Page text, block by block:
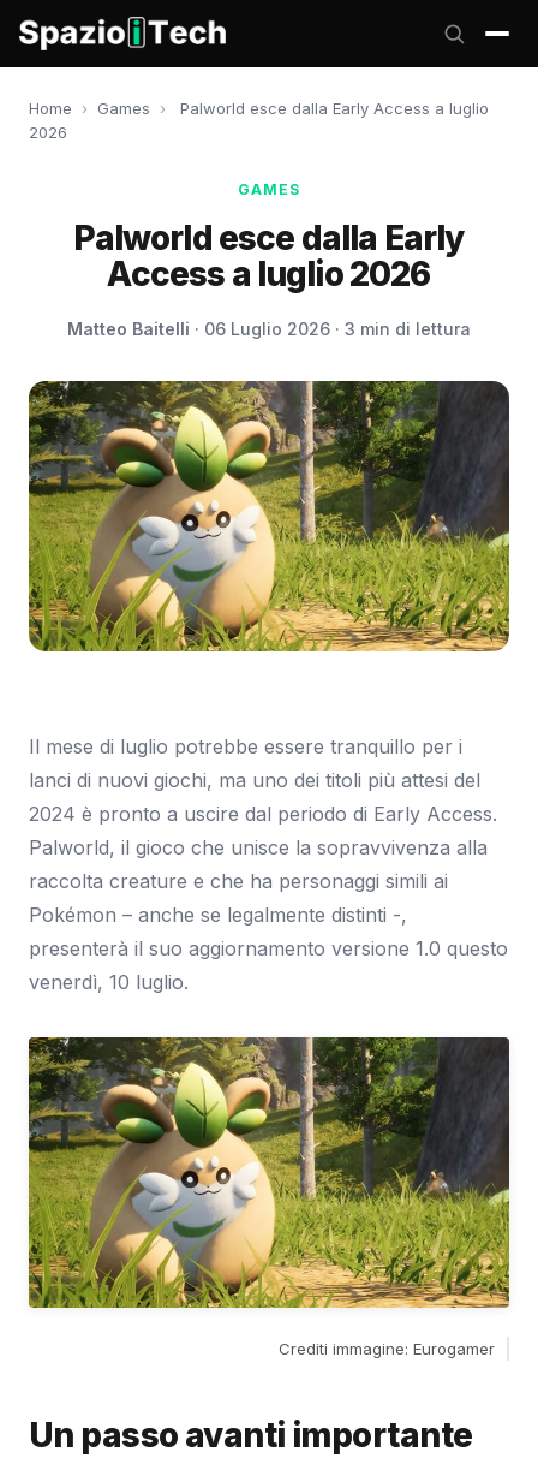
Home › Games ›
Palworld esce dalla Early Access a luglio
2026
GAMES
Palworld esce dalla Early
Access a luglio 2026
Matteo Baitelli · 06 Luglio 2026 · 3 min di lettura
Il mese di luglio potrebbe essere tranquillo per i
lanci di nuovi giochi, ma uno dei titoli più attesi del
2024 è pronto a uscire dal periodo di Early Access.
Palworld, il gioco che unisce la sopravvivenza alla
raccolta creature e che ha personaggi simili ai
Pokémon – anche se legalmente distinti -,
presenterà il suo aggiornamento versione 1.0 questo
venerdì, 10 luglio.
Crediti immagine: Eurogamer
Un passo avanti importante